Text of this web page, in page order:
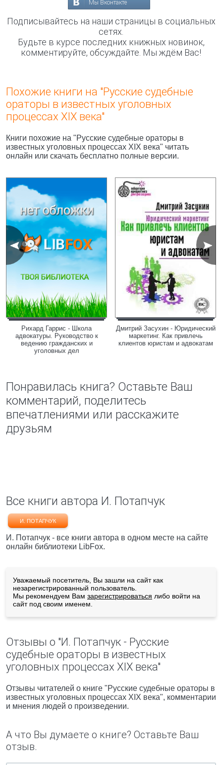
Мы Вконтакте
Подписывайтесь на наши страницы в социальных
сетях.
Будьте в курсе последних книжных новинок,
комментируйте, обсуждайте. Мы ждём Вас!
Похожие книги на "Русские судебные
ораторы в известных уголовных
процессах XIX века"
Книги похожие на "Русские судебные ораторы в
известных уголовных процессах XIX века" читать
онлайн или скачать бесплатно полные версии.
Рихард Гаррис - Школа
адвокатуры. Руководство к
ведению гражданских и
уголовных дел
Дмитрий Засухин - Юридический
маркетинг. Как привлечь
клиентов юристам и адвокатам
Понравилась книга? Оставьте Ваш
комментарий, поделитесь
впечатлениями или расскажите
друзьям
Все книги автора И. Потапчук
И. ПОТАПЧУК
И. Потапчук - все книги автора в одном месте на сайте
онлайн библиотеки LibFox.
Уважаемый посетитель, Вы зашли на сайт как
незарегистрированный пользователь.
Мы рекомендуем Вам зарегистрироваться либо войти на
сайт под своим именем.
Отзывы о "И. Потапчук - Русские
судебные ораторы в известных
уголовных процессах XIX века"
Отзывы читателей о книге "Русские судебные ораторы в
известных уголовных процессах XIX века", комментарии
и мнения людей о произведении.
А что Вы думаете о книге? Оставьте Ваш
отзыв.